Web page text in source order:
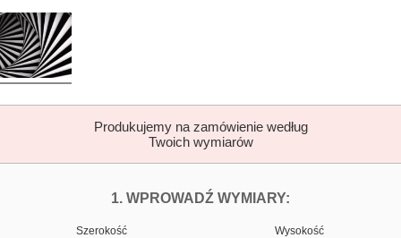
Produkujemy na zamówienie według
Twoich wymiarów
1. WPROWADŹ WYMIARY:
Szerokość Wysokość